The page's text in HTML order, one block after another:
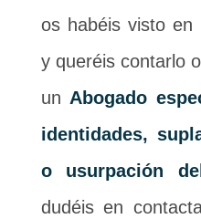
os habéis visto en
y queréis contarlo
unAbogado
identidades,
o usurpación
dudéis en